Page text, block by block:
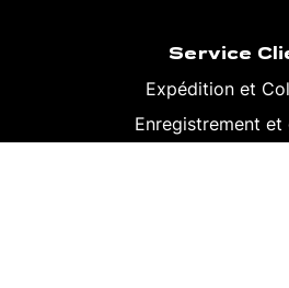
Service
Expédition et
Enregistrement et